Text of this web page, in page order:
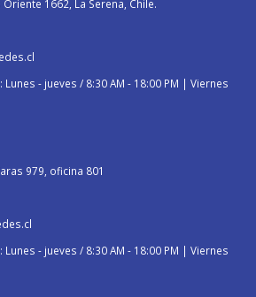
Oriente 1662, La Serena, Chile.
Lunes - jueves / 8:30 AM - 18:00 PM | Viernes
979, oficina 801
Lunes - jueves / 8:30 AM - 18:00 PM | Viernes